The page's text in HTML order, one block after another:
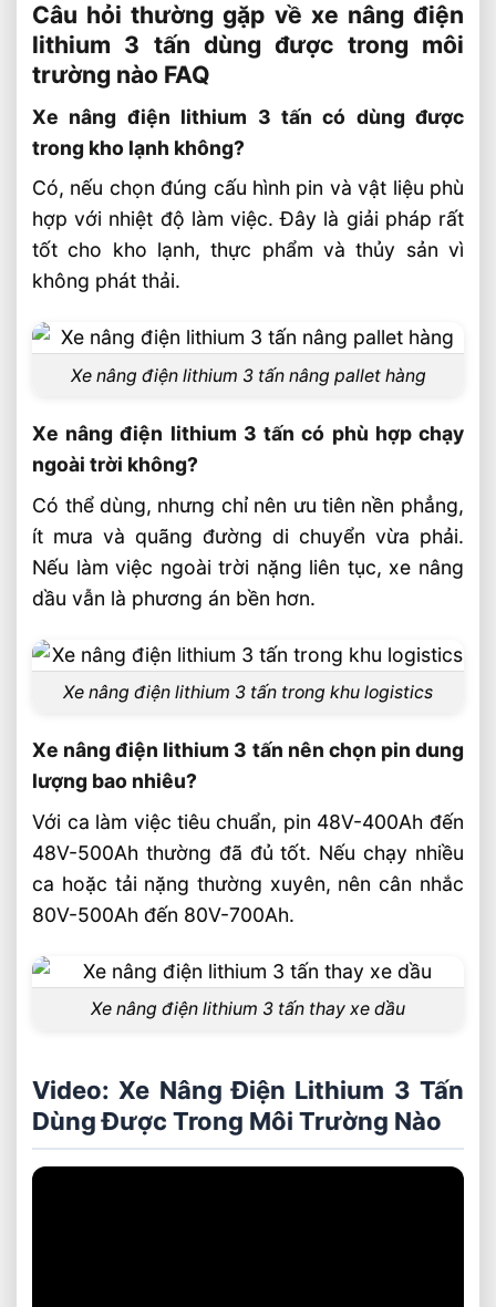
Câu hỏi thường gặp về xe nâng điện
lithium 3 tấn dùng được trong môi
trường nào FAQ
Xe nâng điện lithium 3 tấn có dùng được
trong kho lạnh không?
Có, nếu chọn đúng cấu hình pin và vật liệu phù
hợp với nhiệt độ làm việc. Đây là giải pháp rất
tốt cho kho lạnh, thực phẩm và thủy sản vì
không phát thải.
Xe nâng điện lithium 3 tấn nâng pallet hàng
Xe nâng điện lithium 3 tấn có phù hợp chạy
ngoài trời không?
Có thể dùng, nhưng chỉ nên ưu tiên nền phẳng,
ít mưa và quãng đường di chuyển vừa phải.
Nếu làm việc ngoài trời nặng liên tục, xe nâng
dầu vẫn là phương án bền hơn.
Xe nâng điện lithium 3 tấn trong khu logistics
Xe nâng điện lithium 3 tấn nên chọn pin dung
lượng bao nhiêu?
Với ca làm việc tiêu chuẩn, pin 48V-400Ah đến
48V-500Ah thường đã đủ tốt. Nếu chạy nhiều
ca hoặc tải nặng thường xuyên, nên cân nhắc
80V-500Ah đến 80V-700Ah.
Xe nâng điện lithium 3 tấn thay xe dầu
Video: Xe Nâng Điện Lithium 3 Tấn
Dùng Được Trong Môi Trường Nào